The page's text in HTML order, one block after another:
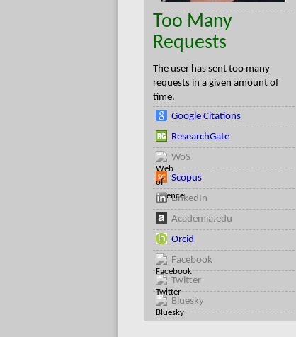
Too Many
Requests
The user has sent too many
requests in a given amount of
time.
Google Citations
ResearchGate
WoS
Scopus
LinkedIn
Academia.edu
Orcid
Facebook
Twitter
Bluesky